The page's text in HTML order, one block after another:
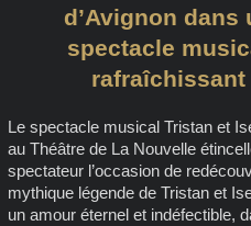
d’Avignon dans
spectacle
rafraîchissant
Le spectacle musical Tristan et
au Théâtre de La Nouvelle
spectateur l’occasion de
mythique légende de Tristan et
un amour éternel et indéfectible,